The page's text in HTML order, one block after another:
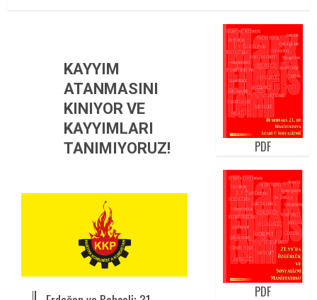
KAYYIM
ATANMASINI
KINIYOR VE
KAYYIMLARI
TANIMIYORUZ!
PDF
PDF